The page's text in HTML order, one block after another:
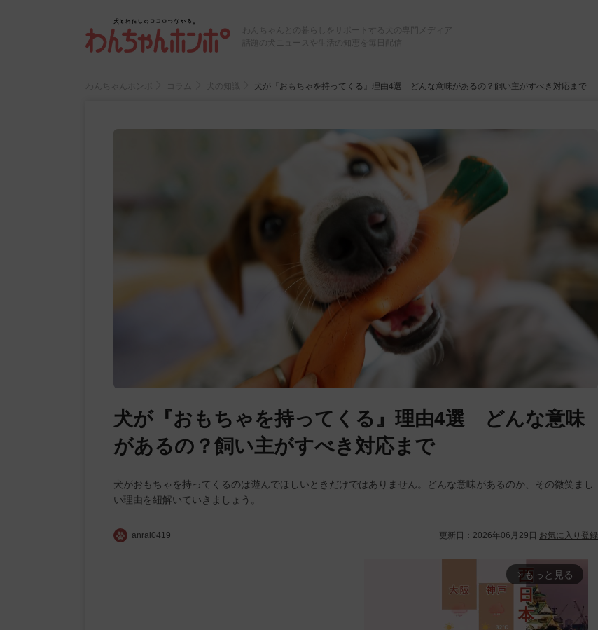
わんちゃんとの暮らしをサポートする犬の専門メディア
話題の犬ニュースや生活の知恵を毎日配信
わんちゃんホンポ コラム 犬の知識 犬が『おもちゃを持ってくる』理由4選 どんな意味があるの？飼い主がすべき対応まで
犬が『おもちゃを持ってくる』理由4選 どんな意味
があるの？飼い主がすべき対応まで
犬がおもちゃを持ってくるのは遊んでほしいときだけではありません。どんな意味があるのか、その微笑まし
い理由を紐解いていきましょう。
anrai0419 更新日： 2026年06月29日 お気に入り登録
arrow_forward_ios もっと見る